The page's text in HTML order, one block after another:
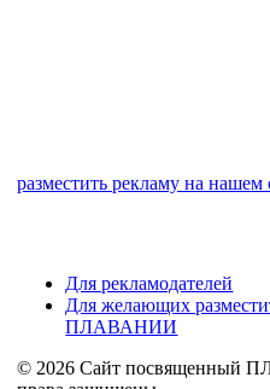
разместить рекламу на нашем
Для рекламодателей
Для желающих
ПЛАВАНИИ
© 2026 Сайт посвященный